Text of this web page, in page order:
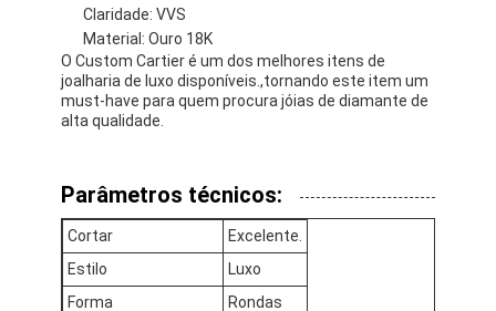
Claridade: VVS
Material: Ouro 18K
O Custom Cartier é um dos melhores itens de
joalharia de luxo disponíveis.,tornando este item um
must-have para quem procura jóias de diamante de
alta qualidade.
Parâmetros técnicos:
Cortar
Excelente.
Estilo
Luxo
Forma
Rondas